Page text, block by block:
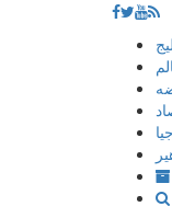
إذهب
المحتوى